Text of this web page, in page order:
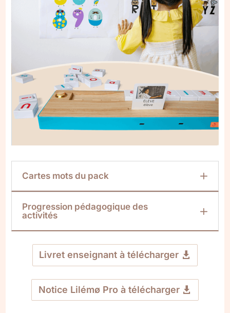
Cartes mots du pack
Progression pédagogique des
activités
Livret enseignant à télécharger
Notice Lilémø Pro à télécharger